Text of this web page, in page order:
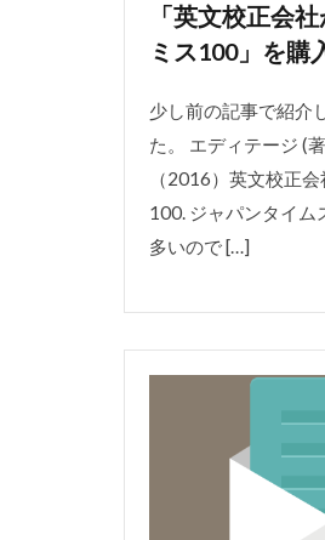
「英文校正会
ミス100」を購
少し前の記事で紹介
た。 エディテージ (
（2016）英文校正
100. ジャパンタイム
多いので […]